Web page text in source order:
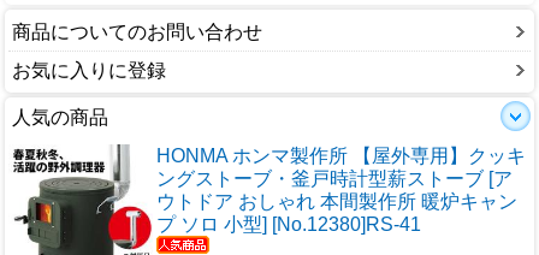
商品についてのお問い合わせ
お気に入りに登録
人気の商品
HONMA ホンマ製作所 【屋外専用】クッキ
ングストーブ・釜戸時計型薪ストーブ [ア
ウトドア おしゃれ 本間製作所 暖炉キャン
プ ソロ 小型] [No.12380]RS-41